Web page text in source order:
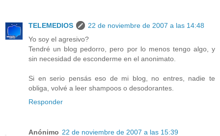
TELEMEDIOS
22 de noviembre de 2007 a las 14:48
Yo soy el agresivo?
Tendré un blog pedorro, pero por lo menos tengo algo, y
sin necesidad de esconderme en el anonimato.
Si en serio pensás eso de mi blog, no entres, nadie te
obliga, volvé a leer shampoos o desodorantes.
Responder
Anónimo 22 de noviembre de 2007 a las 15:39